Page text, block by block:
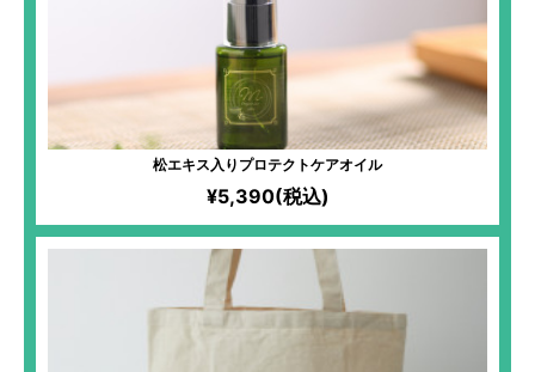
松エキス入りプロテクトケアオイル
¥5,390(税込)